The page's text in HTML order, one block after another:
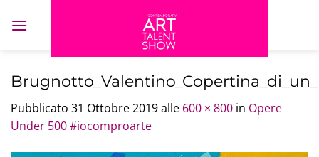
Pubblicato 31 Ottobre 2019alle 600 × 800 in Opere
Under 500 #iocomproarte